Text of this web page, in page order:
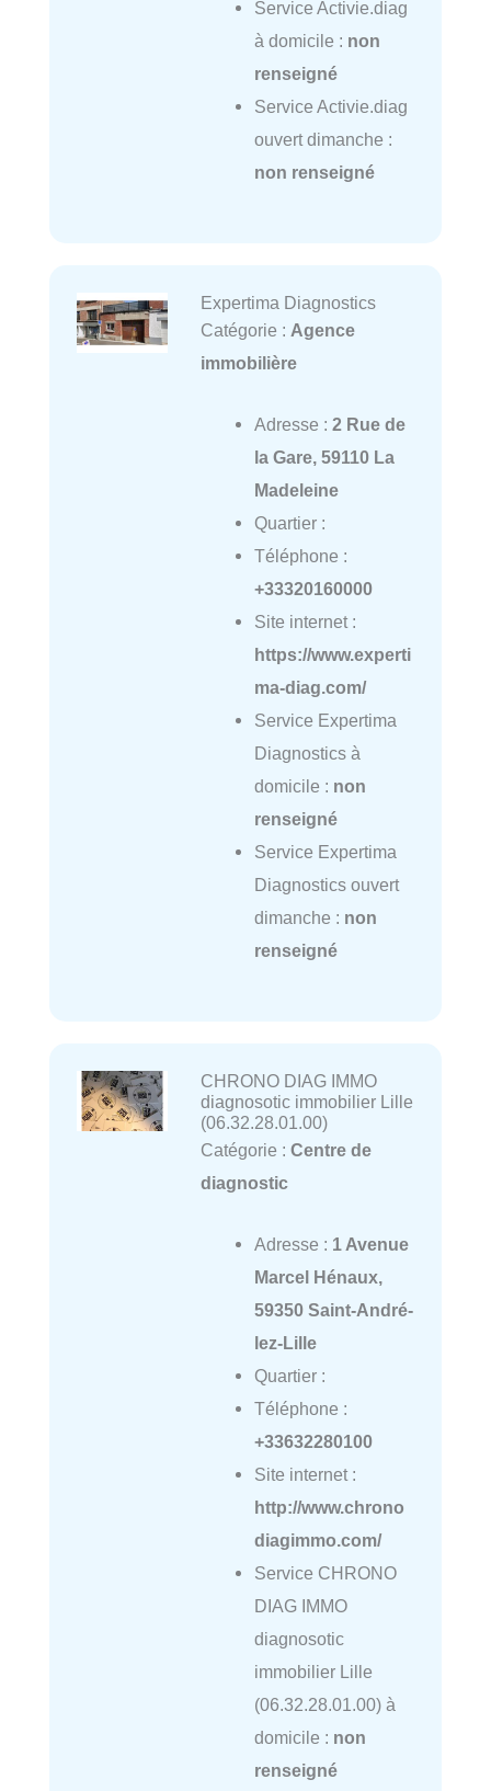
Service Activie.diag
à domicile : non
renseigné
Service Activie.diag
ouvert dimanche :
non renseigné
Expertima Diagnostics
Catégorie : Agence
immobilière
Adresse : 2 Rue de
la Gare, 59110 La
Madeleine
Quartier :
Téléphone :
+33320160000
Site internet :
https://www.experti
ma-diag.com/
Service Expertima
Diagnostics à
domicile : non
renseigné
Service Expertima
Diagnostics ouvert
dimanche : non
renseigné
CHRONO DIAG IMMO
diagnosotic immobilier Lille
(06.32.28.01.00)
Catégorie : Centre de
diagnostic
Adresse : 1 Avenue
Marcel Hénaux,
59350 Saint-André-
lez-Lille
Quartier :
Téléphone :
+33632280100
Site internet :
http://www.chrono
diagimmo.com/
Service CHRONO
DIAG IMMO
diagnosotic
immobilier Lille
(06.32.28.01.00) à
domicile : non
renseigné